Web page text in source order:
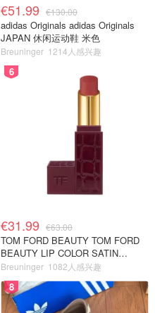
€51.99 €130.00
adidas Originals adidas Originals
JAPAN 休闲运动鞋 米色
Breuninger 1214人感兴趣
6
€31.99 €63.00
TOM FORD BEAUTY TOM FORD
BEAUTY LIP COLOR SATIN
MATTE 裸玫瑰口红
Breuninger 1082人感兴趣
8